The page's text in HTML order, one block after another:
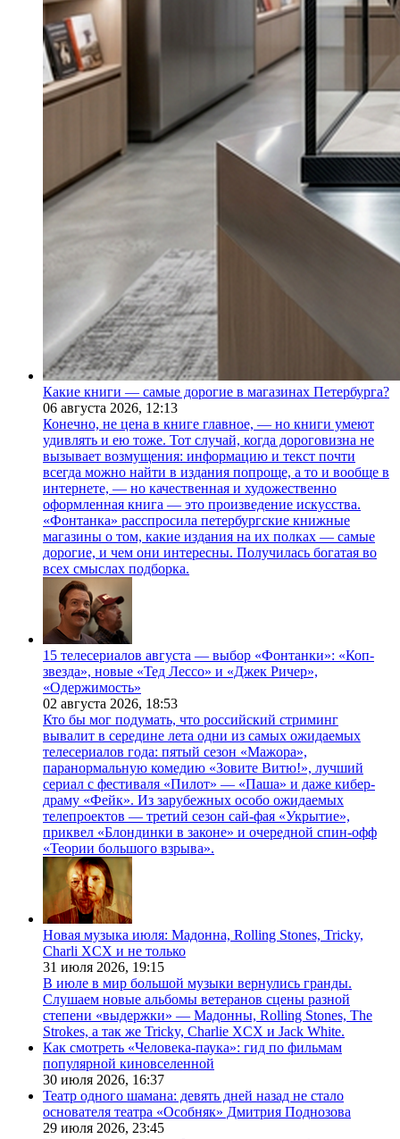
Какие книги — самые дорогие в магазинах Петербурга?
06 августа 2026, 12:13
Конечно, не цена в книге главное, — но книги умеют
удивлять и ею тоже. Тот случай, когда дороговизна не
вызывает возмущения: информацию и текст почти
всегда можно найти в издания попроще, а то и вообще в
интернете, — но качественная и художественно
оформленная книга — это произведение искусства.
«Фонтанка» расспросила петербургские книжные
магазины о том, какие издания на их полках — самые
дорогие, и чем они интересны. Получилась богатая во
всех смыслах подборка.
15 телесериалов августа — выбор «Фонтанки»: «Коп-
звезда», новые «Тед Лессо» и «Джек Ричер»,
«Одержимость»
02 августа 2026, 18:53
Кто бы мог подумать, что российский стриминг
вывалит в середине лета одни из самых ожидаемых
телесериалов года: пятый сезон «Мажора»,
паранормальную комедию «Зовите Витю!», лучший
сериал с фестиваля «Пилот» — «Паша» и даже кибер-
драму «Фейк». Из зарубежных особо ожидаемых
телепроектов — третий сезон сай-фая «Укрытие»,
приквел «Блондинки в законе» и очередной спин-офф
«Теории большого взрыва».
Новая музыка июля: Мадонна, Rolling Stones, Tricky,
Charli XCX и не только
31 июля 2026, 19:15
В июле в мир большой музыки вернулись гранды.
Слушаем новые альбомы ветеранов сцены разной
степени «выдержки» — Мадонны, Rolling Stones, The
Strokes, а так же Tricky, Charlie XCX и Jack White.
Как смотреть «Человека-паука»: гид по фильмам
популярной киновселенной
30 июля 2026, 16:37
Театр одного шамана: девять дней назад не стало
основателя театра «Особняк» Дмитрия Поднозова
29 июля 2026, 23:45